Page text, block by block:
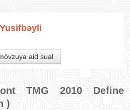
aid sual
TMG 2010 Define
)